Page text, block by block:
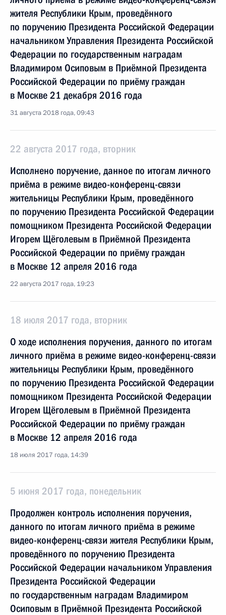
жителя Республики Крым, проведённого
по поручению Президента Российской Федерации
начальником Управления Президента Российской
Федерации по государственным наградам
Владимиром Осиповым в Приёмной Президента
Российской Федерации по приёму граждан
в Москве 21 декабря 2016 года
31 августа 2018 года, 09:43
22 августа 2017 года, вторник
Исполнено поручение, данное по итогам личного
приёма в режиме видео-конференц-связи
жительницы Республики Крым, проведённого
по поручению Президента Российской Федерации
помощником Президента Российской Федерации
Игорем Щёголевым в Приёмной Президента
Российской Федерации по приёму граждан
в Москве 12 апреля 2016 года
22 августа 2017 года, 19:23
18 июля 2017 года, вторник
О ходе исполнения поручения, данного по итогам
личного приёма в режиме видео-конференц-связи
жительницы Республики Крым, проведённого
по поручению Президента Российской Федерации
помощником Президента Российской Федерации
Игорем Щёголевым в Приёмной Президента
Российской Федерации по приёму граждан
в Москве 12 апреля 2016 года
18 июля 2017 года, 14:39
5 июня 2017 года, понедельник
Продолжен контроль исполнения поручения,
данного по итогам личного приёма в режиме
видео-конференц-связи жителя Республики Крым,
проведённого по поручению Президента
Российской Федерации начальником Управления
Президента Российской Федерации
по государственным наградам Владимиром
Осиповым в Приёмной Президента Российской